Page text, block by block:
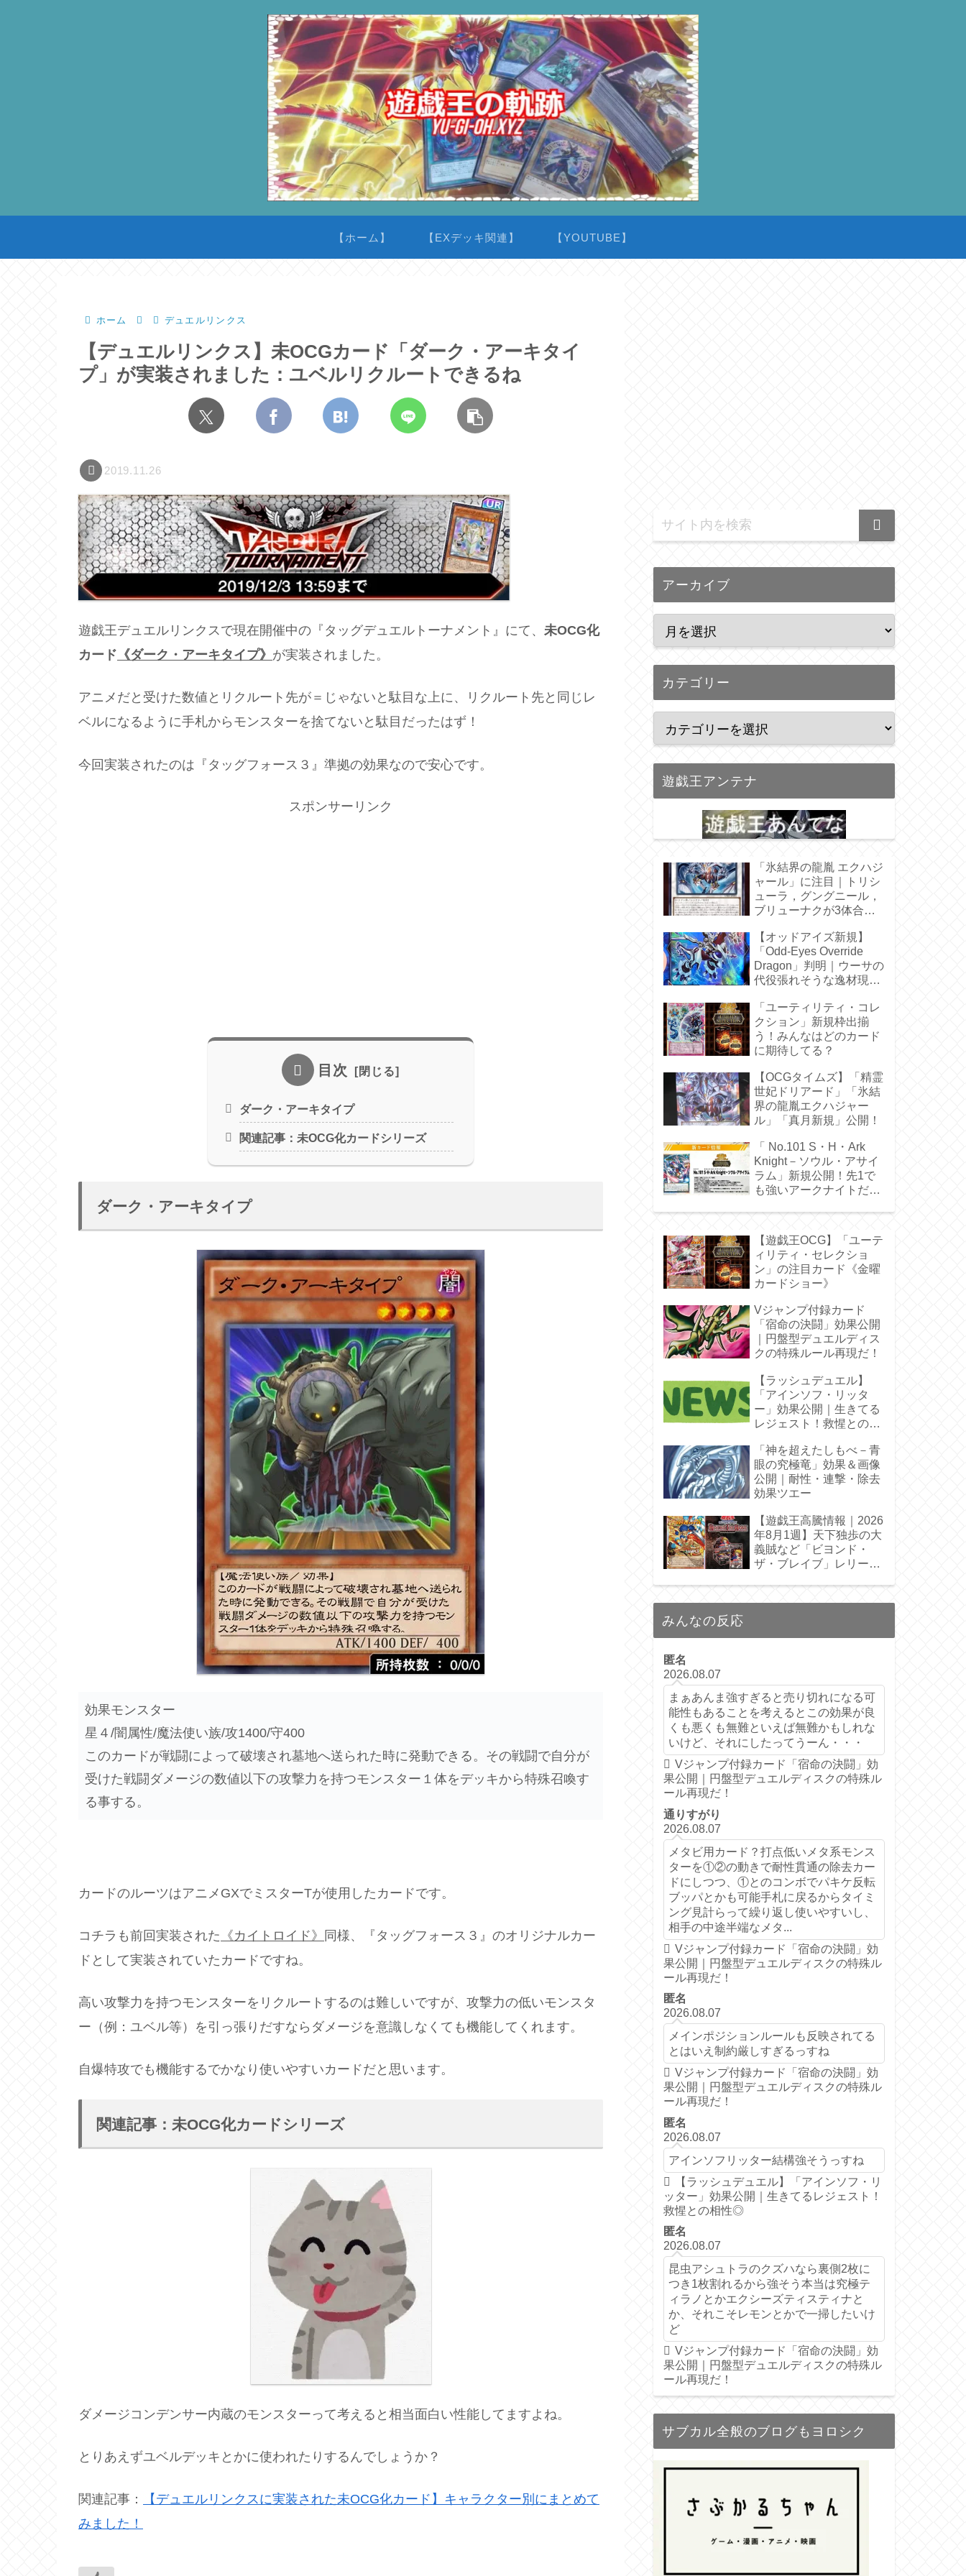
【ホーム】 【EXデッキ関連】 【YOUTUBE】
ホーム デュエルリンクス
【デュエルリンクス】未OCGカード「ダーク・アーキタイ
プ」が実装されました：ユベルリクルートできるね
2019.11.26
遊戯王デュエルリンクスで現在開催中の『タッグデュエルトーナメント』にて、 未OCG化
カード 《ダーク・アーキタイプ》 が実装されました。
アニメだと受けた数値とリクルート先が＝じゃないと駄目な上に、リクルート先と同じレ
ベルになるように手札からモンスターを捨てないと駄目だったはず！
今回実装されたのは『タッグフォース３』準拠の効果なので安心です。
スポンサーリンク
目次
ダーク・アーキタイプ
関連記事：未OCG化カードシリーズ
ダーク・アーキタイプ
効果モンスター
星４/闇属性/魔法使い族/攻1400/守400
このカードが戦闘によって破壊され墓地へ送られた時に発動できる。その戦闘で自分が
受けた戦闘ダメージの数値以下の攻撃力を持つモンスター１体をデッキから特殊召喚す
る事する。
カードのルーツはアニメGXでミスターTが使用したカードです。
コチラも前回実装された 《カイトロイド》
同様、『タッグフォース３』のオリジナルカー
ドとして実装されていたカードですね。
高い攻撃力を持つモンスターをリクルートするのは難しいですが、攻撃力の低いモンスタ
ー（例：ユベル等）を引っ張りだすならダメージを意識しなくても機能してくれます。
自爆特攻でも機能するでかなり使いやすいカードだと思います。
関連記事：未OCG化カードシリーズ
ダメージコンデンサー内蔵のモンスターって考えると相当面白い性能してますよね。
とりあえずユベルデッキとかに使われたりするんでしょうか？
関連記事：
【デュエルリンクスに実装された未OCG化カード】キャラクター別にまとめて
みました！
アーカイブ
カテゴリー
遊戯王アンテナ
「氷結界の龍胤 エクハジ
ャール」に注目｜トリシ
ューラ，グングニール，
ブリューナクが3体合
【オッドアイズ新規】
「Odd-Eyes Override
Dragon」判明｜ウーサの
代役張れそうな逸材現
「ユーティリティ・コレ
クション」新規枠出揃
う！みんなはどのカード
に期待してる？
【OCGタイムズ】「精霊
世妃ドリアード」「氷結
界の龍胤エクハジャー
ル」「真月新規」公開！
「 No.101 S・H・Ark
Knight－ソウル・アサイ
ラム」新規公開！先1で
も強いアークナイトだ
【遊戯王OCG】「ユーテ
ィリティ・セレクショ
ン」の注目カード《金曜
カードショー》
Vジャンプ付録カード
「宿命の決闘」効果公開
｜円盤型デュエルディス
クの特殊ルール再現だ！
【ラッシュデュエル】
「アインソフ・リッタ
ー」効果公開｜生きてる
レジェスト！救惺との相
「神を超えたしもべ－青
眼の究極竜」効果＆画像
公開｜耐性・連撃・除去
効果ツエー
【遊戯王高騰情報｜2026
年8月1週】天下独歩の大
義賊など「ビヨンド・
ザ・ブレイブ」レリーフ
みんなの反応
匿名
2026.08.07
まぁあんま強すぎると売り切れになる可
能性もあることを考えるとこの効果が良
くも悪くも無難といえば無難かもしれな
いけど、それにしたってうーん・・・
Vジャンプ付録カード「宿命の決闘」効
果公開｜円盤型デュエルディスクの特殊ル
ール再現だ！
通りすがり
2026.08.07
メタビ用カード？打点低いメタ系モンス
ターを①②の動きで耐性貫通の除去カー
ドにしつつ、①とのコンボでパキケ反転
ブッパとかも可能手札に戻るからタイミ
ング見計らって繰り返し使いやすいし、
相手の中途半端なメタ...
Vジャンプ付録カード「宿命の決闘」効
果公開｜円盤型デュエルディスクの特殊ル
ール再現だ！
匿名
2026.08.07
メインポジションルールも反映されてる
とはいえ制約厳しすぎるっすね
Vジャンプ付録カード「宿命の決闘」効
果公開｜円盤型デュエルディスクの特殊ル
ール再現だ！
匿名
2026.08.07
アインソフリッター結構強そうっすね
【ラッシュデュエル】「アインソフ・リ
ッター」効果公開｜生きてるレジェスト！
救惺との相性◎
匿名
2026.08.07
昆虫アシュトラのクズハなら裏側2枚に
つき1枚割れるから強そう本当は究極テ
ィラノとかエクシーズティスティナと
か、それこそレモンとかで一掃したいけ
ど
Vジャンプ付録カード「宿命の決闘」効
果公開｜円盤型デュエルディスクの特殊ル
ール再現だ！
サブカル全般のブログもヨロシク